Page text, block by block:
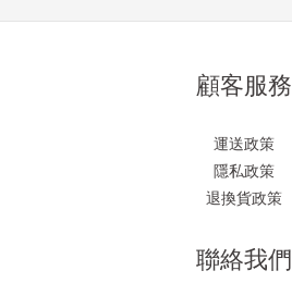
顧客服務
運送政策
隱私政策
退換貨政策
聯絡我們